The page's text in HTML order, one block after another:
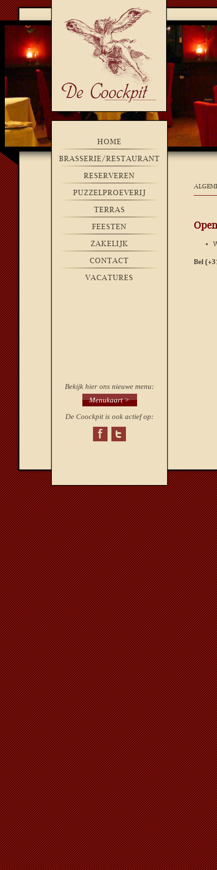
HOME
BRASSERIE/RESTAURANT
RESERVEREN
PUZZELPROEVERIJ
TERRAS
FEESTEN
ZAKELIJK
CONTACT
VACATURES
Bekijk hier ons nieuwe menu:
Menukaart >
De Coockpit is ook actief op:
Bel